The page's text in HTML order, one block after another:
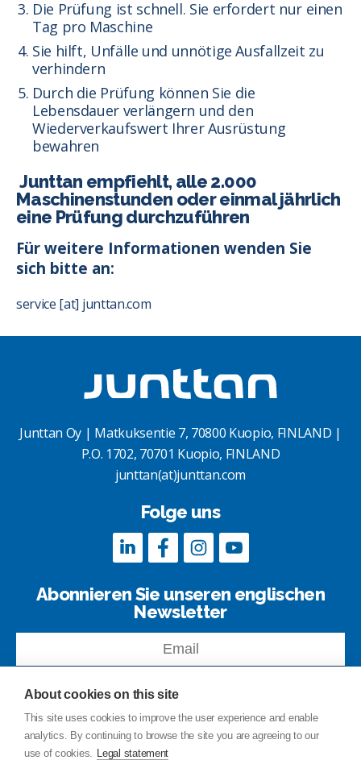
Die Prüfung ist schnell. Sie erfordert nur einen
Tag pro Maschine
Sie hilft, Unfälle und unnötige Ausfallzeit zu
verhindern
Durch die Prüfung können Sie die
Lebensdauer verlängern und den
Wiederverkaufswert Ihrer Ausrüstung
bewahren
Junttan empfiehlt, alle 2.000
Maschinenstunden oder einmal jährlich
eine Prüfung durchzuführen
Für weitere Informationen wenden Sie
sich bitte an:
service [at] junttan.com
Junttan Oy | Matkuksentie 7, 70800 Kuopio, FINLAND |
P.O. 1702, 70701 Kuopio, FINLAND
junttan(at)junttan.com
Folge uns
Abonnieren Sie unseren englischen
Newsletter
Kontakt
About cookies on this site
This site uses cookies to improve the user experience and enable
analytics. By continuing to browse the site you are agreeing to our
use of cookies. Legal statement